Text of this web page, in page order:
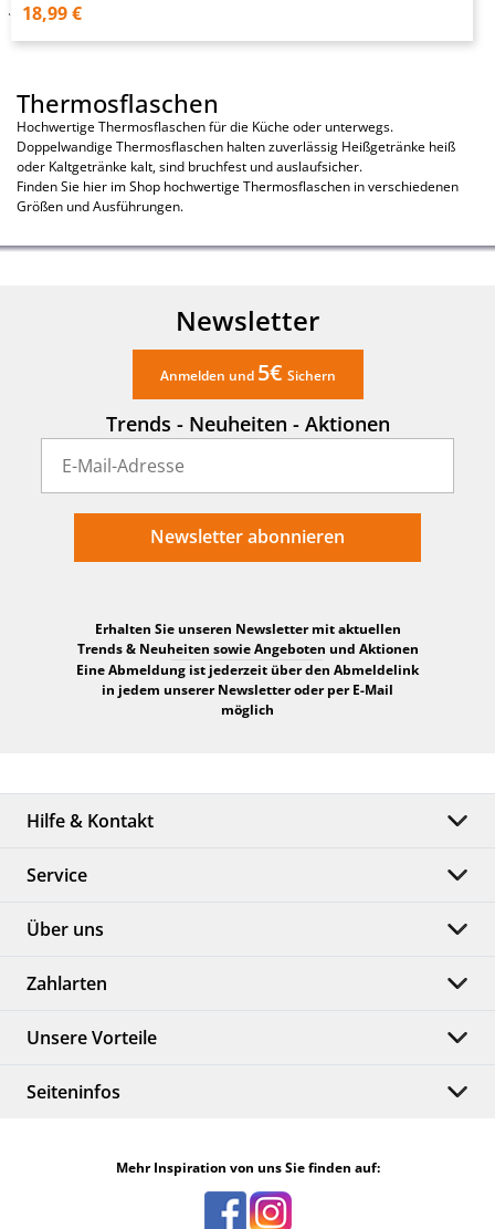
18,99 €
Thermosflaschen
Hochwertige Thermosflaschen für die Küche oder unterwegs.
Doppelwandige Thermosflaschen halten zuverlässig Heißgetränke heiß
oder Kaltgetränke kalt, sind bruchfest und auslaufsicher.
Finden Sie hier im Shop hochwertige Thermosflaschen in verschiedenen
Größen und Ausführungen.
Newsletter
Anmelden und 5€ Sichern
Trends - Neuheiten - Aktionen
Newsletter abonnieren
Erhalten Sie unseren Newsletter mit aktuellen
Trends & Neuheiten sowie Angeboten und Aktionen
Eine Abmeldung ist jederzeit über den Abmeldelink
in jedem unserer Newsletter oder per E-Mail
möglich
Hilfe & Kontakt
Service
Über uns
Zahlarten
Unsere Vorteile
Seiteninfos
Mehr Inspiration von uns Sie finden auf: